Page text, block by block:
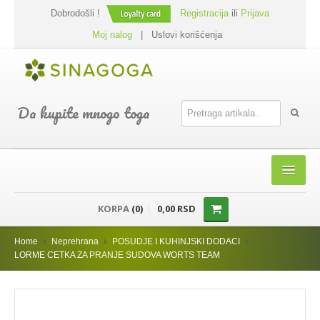
Dobrodošli ! Registracijaili Prijava
Moj nalog
Uslovi korišćenja
Da kupite mnogo toga
SHOP
PREHRANA
KORPA (0) 0,00 RSD
Home Neprehrana
POSUDJE I KUHINJSKI DODACI
LORME CETKA ZA PRANJE SUDOVA WORTS TEAM